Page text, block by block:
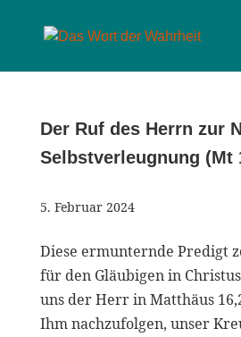
Der Ruf des Herrn zur
Selbstverleugnung (Mt
5. Februar 2024
Diese ermunternde Predigt
für den Gläubigen in
uns der Herr in Matthäus
Ihm nachzufolgen, unser